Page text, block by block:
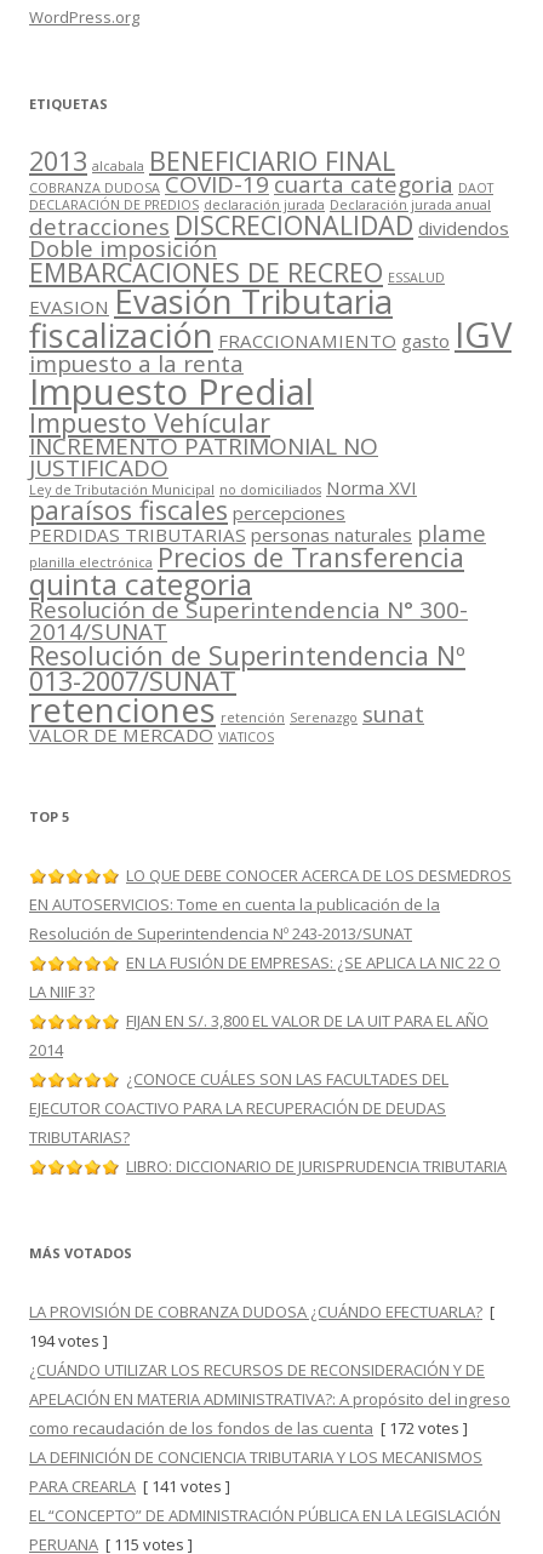
WordPress.org
ETIQUETAS
2013 alcabala BENEFICIARIO FINAL
COBRANZA DUDOSA COVID-19cuarta categoria DAOT
DECLARACIÓN DE PREDIOS declaración jurada Declaración jurada anual
detracciones DISCRECIONALIDAD dividendos
Doble imposición
EMBARCACIONES DE RECREO ESSALUD
EVASION Evasión Tributaria
fiscalización FRACCIONAMIENTO gasto IGV
impuesto a la renta
Impuesto Predial
Impuesto Vehícular
INCREMENTO PATRIMONIAL NO
JUSTIFICADO
Ley de Tributación Municipal no domiciliados Norma XVI
paraísos fiscales percepciones
PERDIDAS TRIBUTARIAS personas naturales plame
planilla electrónica Precios de Transferencia
quinta categoria
Resolución de Superintendencia N° 300-
2014/SUNAT
Resolución de Superintendencia Nº
013-2007/SUNAT
retenciones retención Serenazgo sunat
VALOR DE MERCADO VIATICOS
TOP 5
LO QUE DEBE CONOCER ACERCA DE LOS DESMEDROS
EN AUTOSERVICIOS: Tome en cuenta la publicación de la
Resolución de Superintendencia Nº 243-2013/SUNAT
EN LA FUSIÓN DE EMPRESAS: ¿SE APLICA LA NIC 22 O
LA NIIF 3?
FIJAN EN S/. 3,800 EL VALOR DE LA UIT PARA EL AÑO
2014
¿CONOCE CUÁLES SON LAS FACULTADES DEL
EJECUTOR COACTIVO PARA LA RECUPERACIÓN DE DEUDAS
TRIBUTARIAS?
LIBRO: DICCIONARIO DE JURISPRUDENCIA TRIBUTARIA
MÁS VOTADOS
LA PROVISIÓN DE COBRANZA DUDOSA ¿CUÁNDO EFECTUARLA? [
194 votes ]
¿CUÁNDO UTILIZAR LOS RECURSOS DE RECONSIDERACIÓN Y DE
APELACIÓN EN MATERIA ADMINISTRATIVA?: A propósito del ingreso
como recaudación de los fondos de las cuenta [ 172 votes ]
LA DEFINICIÓN DE CONCIENCIA TRIBUTARIA Y LOS MECANISMOS
PARA CREARLA [ 141 votes ]
EL “CONCEPTO” DE ADMINISTRACIÓN PÚBLICA EN LA LEGISLACIÓN
PERUANA [ 115 votes ]